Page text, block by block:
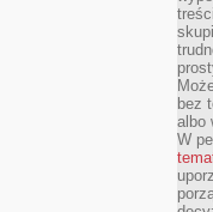
bez
albo
W